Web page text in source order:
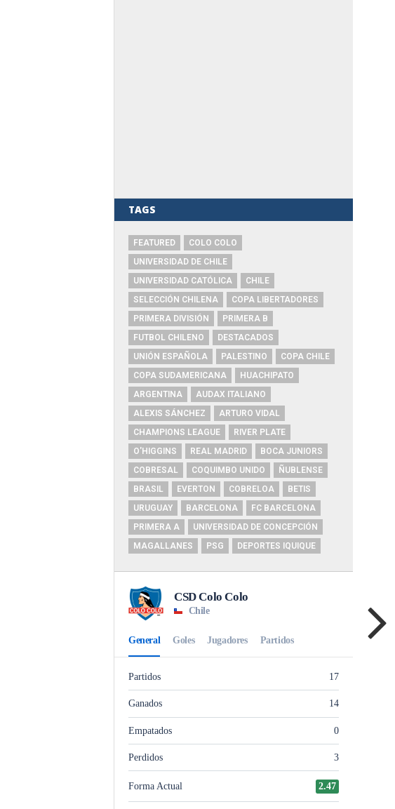
TAGS
FEATURED
COLO COLO
UNIVERSIDAD DE CHILE
UNIVERSIDAD CATÓLICA
CHILE
SELECCIÓN CHILENA
COPA LIBERTADORES
PRIMERA DIVISIÓN
PRIMERA B
FUTBOL CHILENO
DESTACADOS
UNIÓN ESPAÑOLA
PALESTINO
COPA CHILE
COPA SUDAMERICANA
HUACHIPATO
ARGENTINA
AUDAX ITALIANO
ALEXIS SÁNCHEZ
ARTURO VIDAL
CHAMPIONS LEAGUE
RIVER PLATE
O'HIGGINS
REAL MADRID
BOCA JUNIORS
COBRESAL
COQUIMBO UNIDO
ÑUBLENSE
BRASIL
EVERTON COBRELOA
BETIS
URUGUAY
BARCELONA
FC BARCELONA
PRIMERA A
UNIVERSIDAD DE CONCEPCIÓN
MAGALLANES
PSG DEPORTES IQUIQUE